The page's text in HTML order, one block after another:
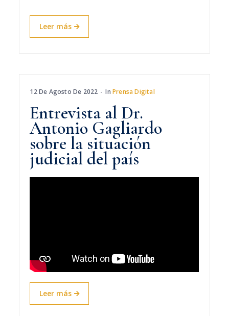
Leer más
12 De Agosto De 2022 InPrensa Digital
Entrevista al Dr.
Antonio Gagliardo
sobre la situación
judicial del país
Leer más